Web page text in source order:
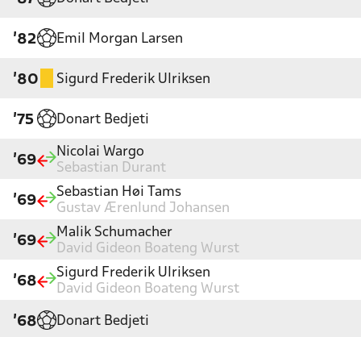
'82 Emil Morgan Larsen
'80 Sigurd Frederik Ulriksen
'75 Donart Bedjeti
'69
Nicolai Wargo
Sebastian Durant
'69
Sebastian Høi Tams
Gustav Ærenlund Johansen
'69
Malik Schumacher
David Gideon Boateng Wurst
'68
Sigurd Frederik Ulriksen
David Gideon Boateng Wurst
'68 Donart Bedjeti